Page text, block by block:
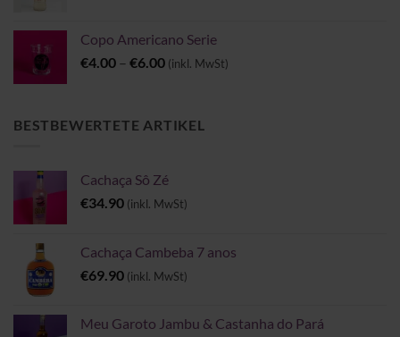
Copo Americano Serie
€4.00 – €6.00Preisspanne:
€6.00
(inkl. MwSt)
BESTBEWERTETE ARTIKEL
Cachaça Sô Zé
€34.90 (inkl. MwSt)
Cachaça Cambeba 7 anos
€69.90 (inkl. MwSt)
Meu Garoto Jambu & Castanha do Pará